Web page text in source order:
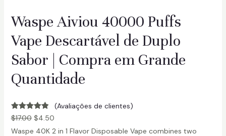
Waspe Aiviou 40000 Puffs
Vape Descartável de Duplo
Sabor | Compra em Grande
Quantidade
Avaliado em
5.00
6
(Avaliações de clientes)
$17.00 $4.50
Waspe 40K 2 in 1 Flavor Disposable Vape combines two